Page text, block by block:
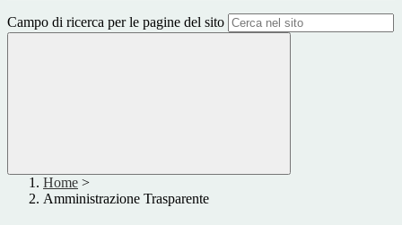
Campo di ricerca per le pagine del sito
Home >
Amministrazione Trasparente